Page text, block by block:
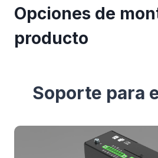
Opciones de
producto
Soporte para